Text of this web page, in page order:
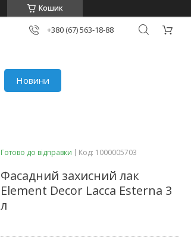
Кошик
+380 (67) 563-18-88
Новини
Готово до відправки Код: 1000005703
Фасадний захисний лак
Element Decor Lacca Esterna 3
л